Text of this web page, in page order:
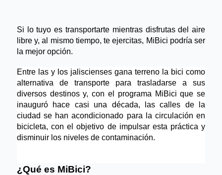
Si lo tuyo es transportarte mientras disfrutas del aire
libre y, al mismo tiempo, te ejercitas, MiBici podría ser
la mejor opción.
Entre las y los jaliscienses gana terreno la bici como
alternativa de transporte para trasladarse a sus
diversos destinos y, con el programa MiBici que se
inauguró hace casi una década, las calles de
ciudad se han acondicionado para la circulación en
bicicleta, con el objetivo de impulsar esta práctica y
disminuir los niveles de contaminación.
¿Qué es MiBici?